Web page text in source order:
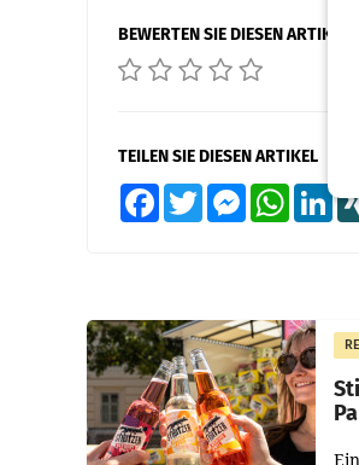
BEWERTEN SIE DIESEN ARTIKEL
TEILEN SIE DIESEN ARTIKEL
FacebookTwitter MessengerWhatsApp